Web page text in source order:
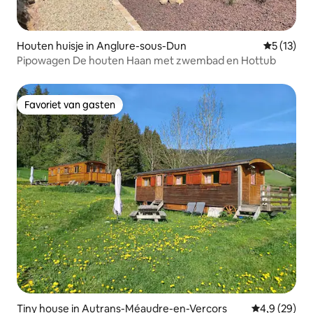
Houten huisje in Anglure-sous-Dun
5 (13)
Pipowagen De houten Haan met zwembad en Hottub
Favoriet van gasten
Favoriet van gasten
Tiny house in Autrans-Méaudre-en-Vercors Gemiddelde
4,9 (29)